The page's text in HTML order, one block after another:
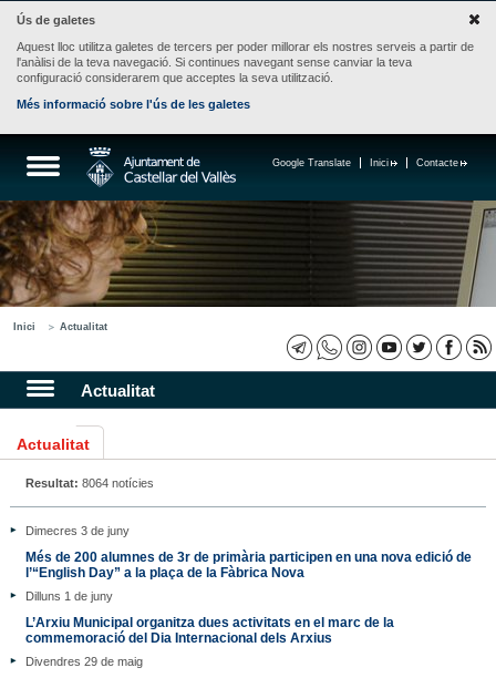
Ús de galetes
Aquest lloc utilitza galetes de tercers per poder millorar els nostres serveis a partir de
l'anàlisi de la teva navegació. Si continues navegant sense canviar la teva
configuració considerarem que acceptes la seva utilització.
Més informació sobre l'ús de les galetes
Contacte
Inici
Google Translate
Inici Actualitat
Actualitat
Actualitat
Resultat: 8064 notícies
Dimecres 3 de juny
Més de 200 alumnes de 3r de primària participen en una nova edició de
l’“English Day” a la plaça de la Fàbrica Nova
Dilluns 1 de juny
L’Arxiu Municipal organitza dues activitats en el marc de la
commemoració del Dia Internacional dels Arxius
Divendres 29 de maig